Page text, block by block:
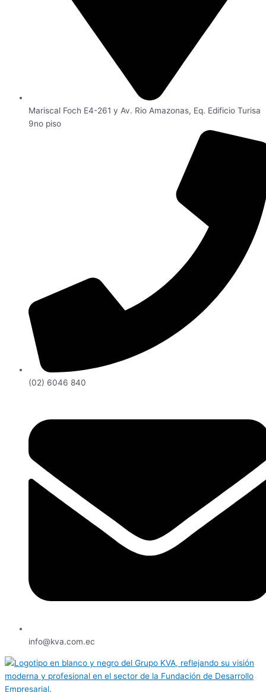
Mariscal Foch E4-261 y Av. Rio Amazonas, Eq. Edificio Turisa
9no piso
(02) 6046 840
info@kva.com.ec